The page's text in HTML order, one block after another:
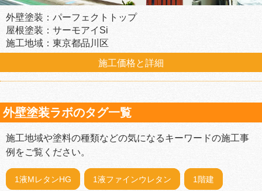
外壁塗装：パーフェクトトップ
屋根塗装：サーモアイSi
施工地域：東京都品川区
施工価格と詳細
外壁塗装ラボのタグ一覧
施工地域や塗料の種類などの気になるキーワードの施工事
例をご覧ください。
1液MレタンHG 1液ファインウレタン 1階建